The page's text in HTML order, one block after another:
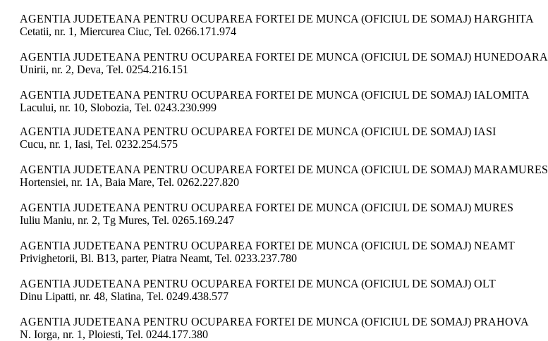
AGENTIA JUDETEANA PENTRU OCUPAREA FORTEI DE MUNCA (OFICIUL DE SOMAJ) HARGHITA
Cetatii, nr. 1, Miercurea Ciuc, Tel. 0266.171.974
AGENTIA JUDETEANA PENTRU OCUPAREA FORTEI DE MUNCA (OFICIUL DE SOMAJ) HUNEDOARA
Unirii, nr. 2, Deva, Tel. 0254.216.151
AGENTIA JUDETEANA PENTRU OCUPAREA FORTEI DE MUNCA (OFICIUL DE SOMAJ) IALOMITA
Lacului, nr. 10, Slobozia, Tel. 0243.230.999
AGENTIA JUDETEANA PENTRU OCUPAREA FORTEI DE MUNCA (OFICIUL DE SOMAJ) IASI
Cucu, nr. 1, Iasi, Tel. 0232.254.575
AGENTIA JUDETEANA PENTRU OCUPAREA FORTEI DE MUNCA (OFICIUL DE SOMAJ) MARAMURES
Hortensiei, nr. 1A, Baia Mare, Tel. 0262.227.820
AGENTIA JUDETEANA PENTRU OCUPAREA FORTEI DE MUNCA (OFICIUL DE SOMAJ) MURES
Iuliu Maniu, nr. 2, Tg Mures, Tel. 0265.169.247
AGENTIA JUDETEANA PENTRU OCUPAREA FORTEI DE MUNCA (OFICIUL DE SOMAJ) NEAMT
Privighetorii, Bl. B13, parter, Piatra Neamt, Tel. 0233.237.780
AGENTIA JUDETEANA PENTRU OCUPAREA FORTEI DE MUNCA (OFICIUL DE SOMAJ) OLT
Dinu Lipatti, nr. 48, Slatina, Tel. 0249.438.577
AGENTIA JUDETEANA PENTRU OCUPAREA FORTEI DE MUNCA (OFICIUL DE SOMAJ) PRAHOVA
N. Iorga, nr. 1, Ploiesti, Tel. 0244.177.380